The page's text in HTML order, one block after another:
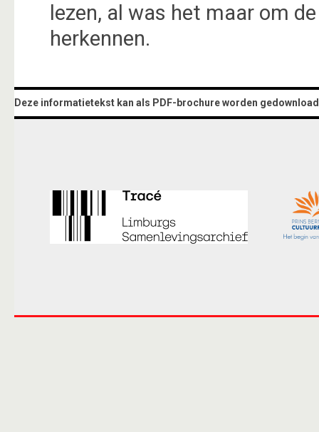
lezen, al was het maar om
herkennen.
Deze informatietekst kan als PDF-brochure worden